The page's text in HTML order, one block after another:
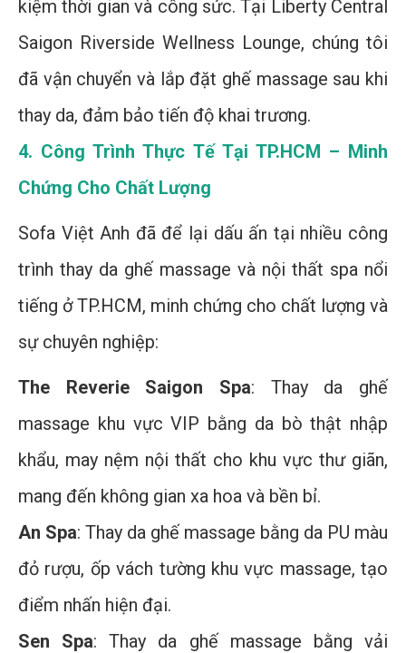
kiệm thời gian và công sức. Tại Liberty Central
Saigon Riverside Wellness Lounge, chúng tôi
đã vận chuyển và lắp đặt ghế massage sau khi
thay da, đảm bảo tiến độ khai trương.
4. Công Trình Thực Tế Tại TP.HCM – Minh
Chứng Cho Chất Lượng
Sofa Việt Anh đã để lại dấu ấn tại nhiều công
trình thay da ghế massage và nội thất spa nổi
tiếng ở TP.HCM, minh chứng cho chất lượng và
sự chuyên nghiệp:
The Reverie Saigon Spa: Thay da ghế
massage khu vực VIP bằng da bò thật nhập
khẩu, may nệm nội thất cho khu vực thư giãn,
mang đến không gian xa hoa và bền bỉ.
An Spa: Thay da ghế massage bằng da PU màu
đỏ rượu, ốp vách tường khu vực massage, tạo
điểm nhấn hiện đại.
Sen Spa: Thay da ghế massage bằng vải